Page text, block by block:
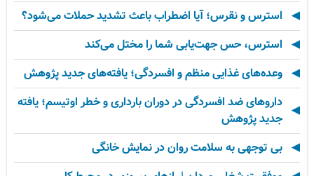
استرس و نقرس؛ آیا اضطراب باعث تشدید حملات می‌شود؟
استرس، حس جهت‌یابی شما را مختل می‌کند
وعده‌های غذایی منظم و افسردگی؛ یافته‌های جدید پژوهش
داروهای ضد افسردگی در دوران بارداری و خطر اوتیسم؛ یافته
جدید پژوهش
بی توجهی به سلامت روان در نمایش خانگی